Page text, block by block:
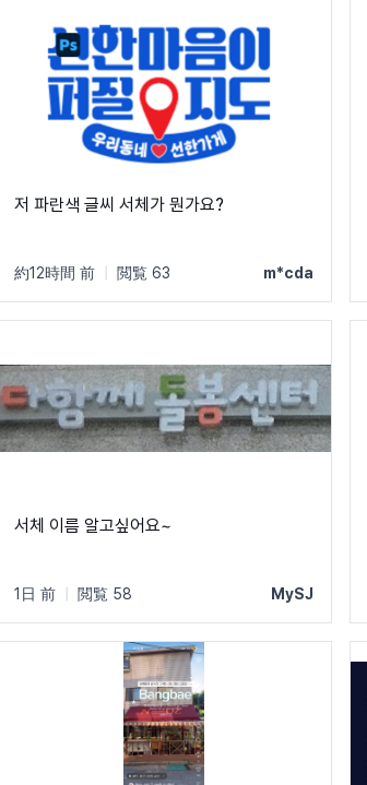
저 파란색 글씨 서체가 뭔가요?
約12時間 前 閲覧 63 m*cda
서체 이름 알고싶어요~
1日 前 閲覧 58 MySJ